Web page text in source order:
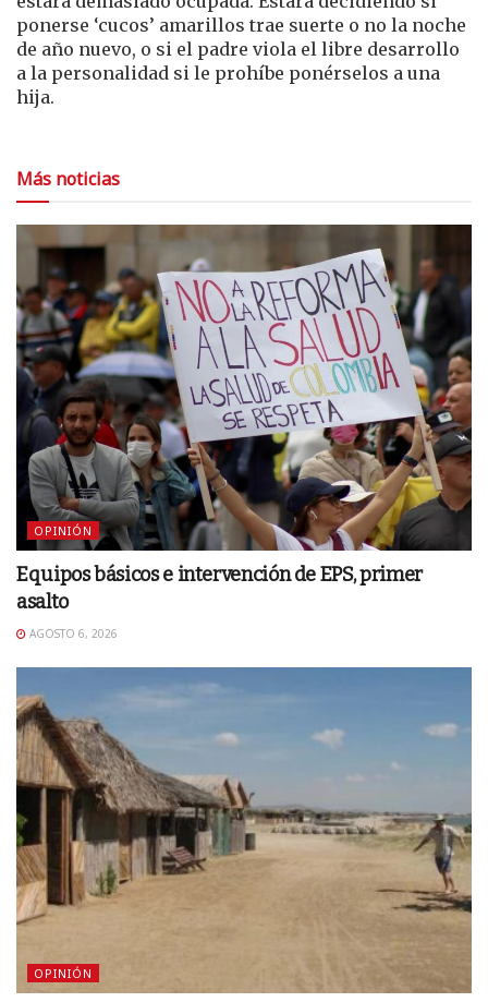
ponerse ‘cucos’ amarillos trae suerte o no la noche
de año nuevo, o si el padre viola el libre desarrollo
a la personalidad si le prohíbe ponérselos a una
hija.
Más noticias
OPINIÓN
Equipos básicos e intervención de EPS, primer
asalto
AGOSTO 6, 2026
OPINIÓN